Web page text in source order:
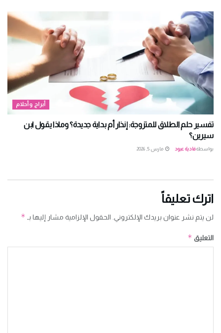
أبراج وأحلام
تفسير حلم الطلاق للمتزوجة: إنذار أم بداية جديدة؟ وماذا يقول ابن
سيرين؟
بواسطةفادية عبود مارس 5, 2026
اترك تعليقاً
لن يتم نشر عنوان بريدك الإلكتروني. الحقول الإلزامية مشار إليها بـ *
التعليق *